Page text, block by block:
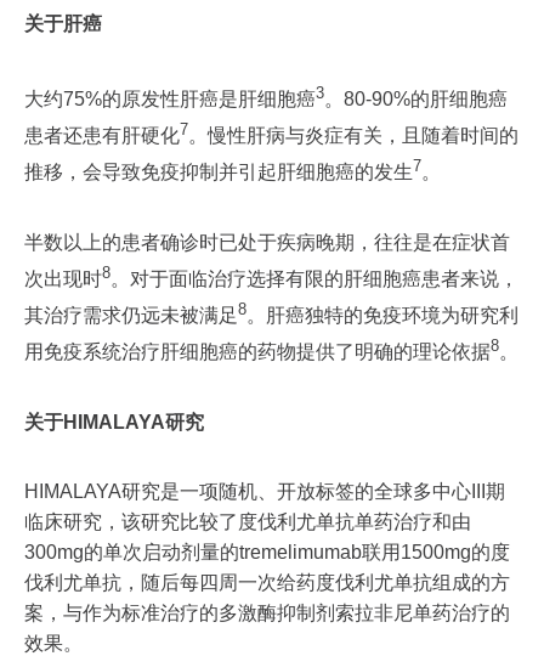
关于肝癌
大约75%的原发性肝癌是肝细胞癌3。80-90%的肝细胞癌
患者还患有肝硬化7。慢性肝病与炎症有关，且随着时间的
推移，会导致免疫抑制并引起肝细胞癌的发生7。
半数以上的患者确诊时已处于疾病晚期，往往是在症状首
次出现时8。对于面临治疗选择有限的肝细胞癌患者来说，
其治疗需求仍远未被满足8。肝癌独特的免疫环境为研究利
用免疫系统治疗肝细胞癌的药物提供了明确的理论依据8。
关于HIMALAYA研究
HIMALAYA研究是一项随机、开放标签的全球多中心III期
临床研究，该研究比较了度伐利尤单抗单药治疗和由
300mg的单次启动剂量的tremelimumab联用1500mg的度
伐利尤单抗，随后每四周一次给药度伐利尤单抗组成的方
案，与作为标准治疗的多激酶抑制剂索拉非尼单药治疗的
效果。